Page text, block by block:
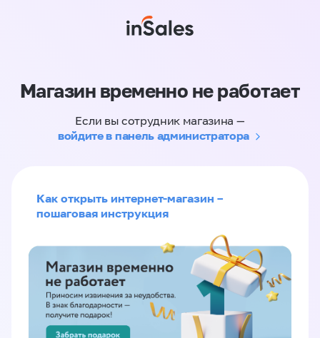
Магазин временно не работает
Если вы сотрудник магазина —
войдите в панель администратора
Как открыть интернет-магазин –
пошаговая инструкция